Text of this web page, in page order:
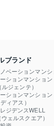
ブランド
ベーションマンシ
ションマンション
ジェンテ）
ションマンション
ィアス）
ジデンスWELL
ェルスクエア）